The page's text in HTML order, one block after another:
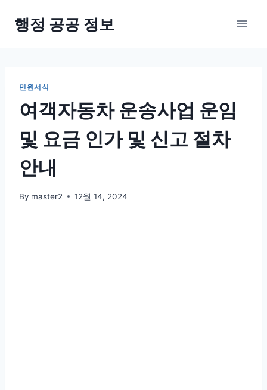
행정 공공 정보
민원서식
여객자동차 운송사업 운임
및 요금 인가 및 신고 절차
안내
By master2 12월 14, 2024